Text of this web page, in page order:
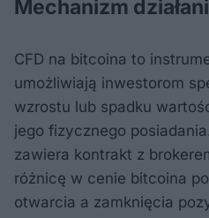
Mechanizm
CFD na bitcoina to
umożliwiają inwestorom
wzrostu lub spadku
jego fizycznego
zawiera kontrakt z
różnicę w cenie bitcoina
otwarcia a zamknięcia